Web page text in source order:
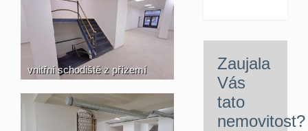
vnitřní schodiště z přízemí
Zaujala
Vás
tato
nemovitost?